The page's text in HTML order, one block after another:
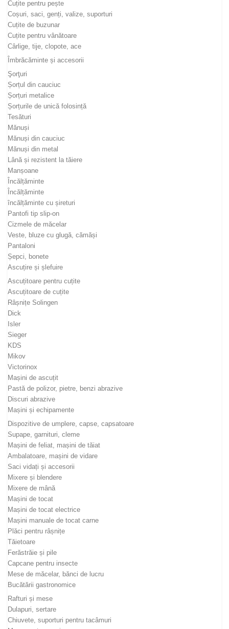
Cuțite pentru pește
Coșuri, saci, genți, valize, suporturi
Cuțite de buzunar
Cuțite pentru vânătoare
Cârlige, tije, clopote, ace
Îmbrăcăminte și accesorii
Şorţuri
Șorțul din cauciuc
Șorțuri metalice
Șorțurile de unică folosință
Tesături
Mănuși
Mănuși din cauciuc
Mănuși din metal
Lână și rezistent la tăiere
Manșoane
Încălțăminte
Încălțăminte
încălțăminte cu șireturi
Pantofi tip slip-on
Cizmele de măcelar
Veste, bluze cu glugă, cămăși
Pantaloni
Șepci, bonete
Ascuțire și șlefuire
Ascuțitoare pentru cuțite
Ascuțitoare de cuțite
Râșnițe Solingen
Dick
Isler
Sieger
KDS
Mikov
Victorinox
Mașini de ascuțit
Pastă de polizor, pietre, benzi abrazive
Discuri abrazive
Mașini și echipamente
Dispozitive de umplere, capse, capsatoare
Supape, garnituri, cleme
Mașini de feliat, mașini de tăiat
Ambalatoare, mașini de vidare
Saci vidați și accesorii
Mixere și blendere
Mixere de mână
Mașini de tocat
Mașini de tocat electrice
Mașini manuale de tocat carne
Plăci pentru râșnițe
Tăietoare
Ferăstrăie și pile
Capcane pentru insecte
Mese de măcelar, bănci de lucru
Bucătării gastronomice
Rafturi și mese
Dulapuri, sertare
Chiuvete, suporturi pentru tacâmuri